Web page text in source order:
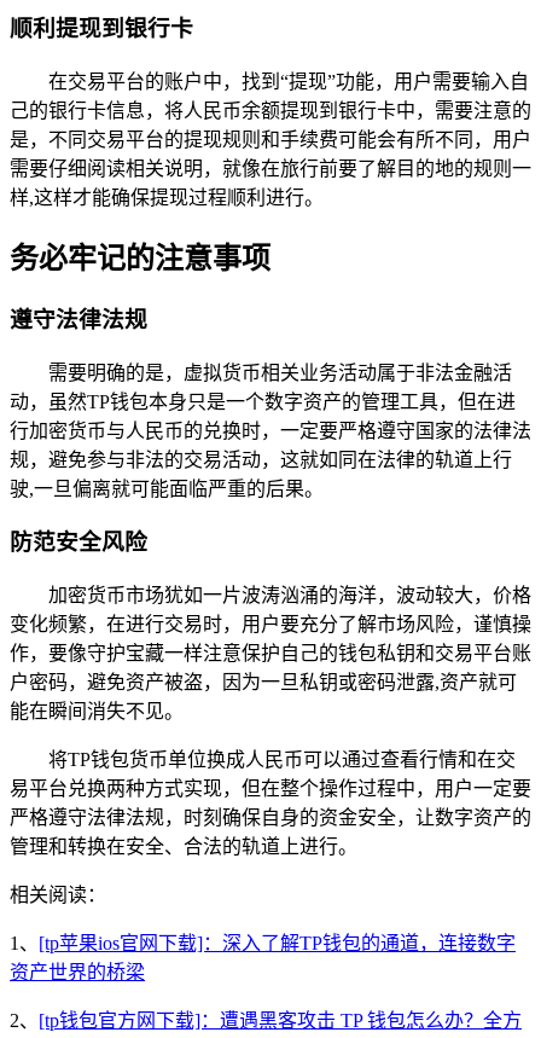
顺利提现到银行卡
在交易平台的账户中，找到“提现”功能，用户需要输入自
己的银行卡信息，将人民币余额提现到银行卡中，需要注意的
是，不同交易平台的提现规则和手续费可能会有所不同，用户
需要仔细阅读相关说明，就像在旅行前要了解目的地的规则一
样,这样才能确保提现过程顺利进行。
务必牢记的注意事项
遵守法律法规
需要明确的是，虚拟货币相关业务活动属于非法金融活
动，虽然TP钱包本身只是一个数字资产的管理工具，但在进
行加密货币与人民币的兑换时，一定要严格遵守国家的法律法
规，避免参与非法的交易活动，这就如同在法律的轨道上行
驶,一旦偏离就可能面临严重的后果。
防范安全风险
加密货币市场犹如一片波涛汹涌的海洋，波动较大，价格
变化频繁，在进行交易时，用户要充分了解市场风险，谨慎操
作，要像守护宝藏一样注意保护自己的钱包私钥和交易平台账
户密码，避免资产被盗，因为一旦私钥或密码泄露,资产就可
能在瞬间消失不见。
将TP钱包货币单位换成人民币可以通过查看行情和在交
易平台兑换两种方式实现，但在整个操作过程中，用户一定要
严格遵守法律法规，时刻确保自身的资金安全，让数字资产的
管理和转换在安全、合法的轨道上进行。
相关阅读：
1、 [tp苹果ios官网下载]：深入了解TP钱包的通道，连接数字
资产世界的桥梁
2、 [tp钱包官方网下载]：遭遇黑客攻击 TP 钱包怎么办？全方